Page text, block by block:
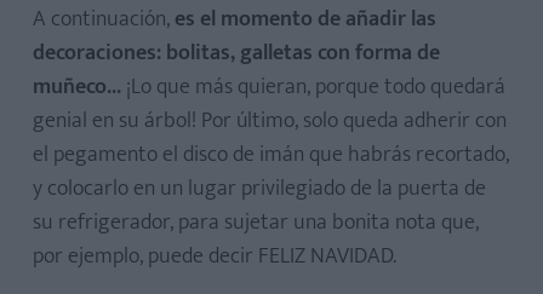
A continuación,es el momento de añadir las
decoraciones: bolitas, galletas con forma de
muñeco... ¡Lo que más quieran, porque todo quedará
genial en su árbol! Por último, solo queda adherir con
el pegamento el disco de imán que habrás recortado,
y colocarlo en un lugar privilegiado de la puerta de
su refrigerador, para sujetar una bonita nota que,
por ejemplo, puede decir FELIZ NAVIDAD.